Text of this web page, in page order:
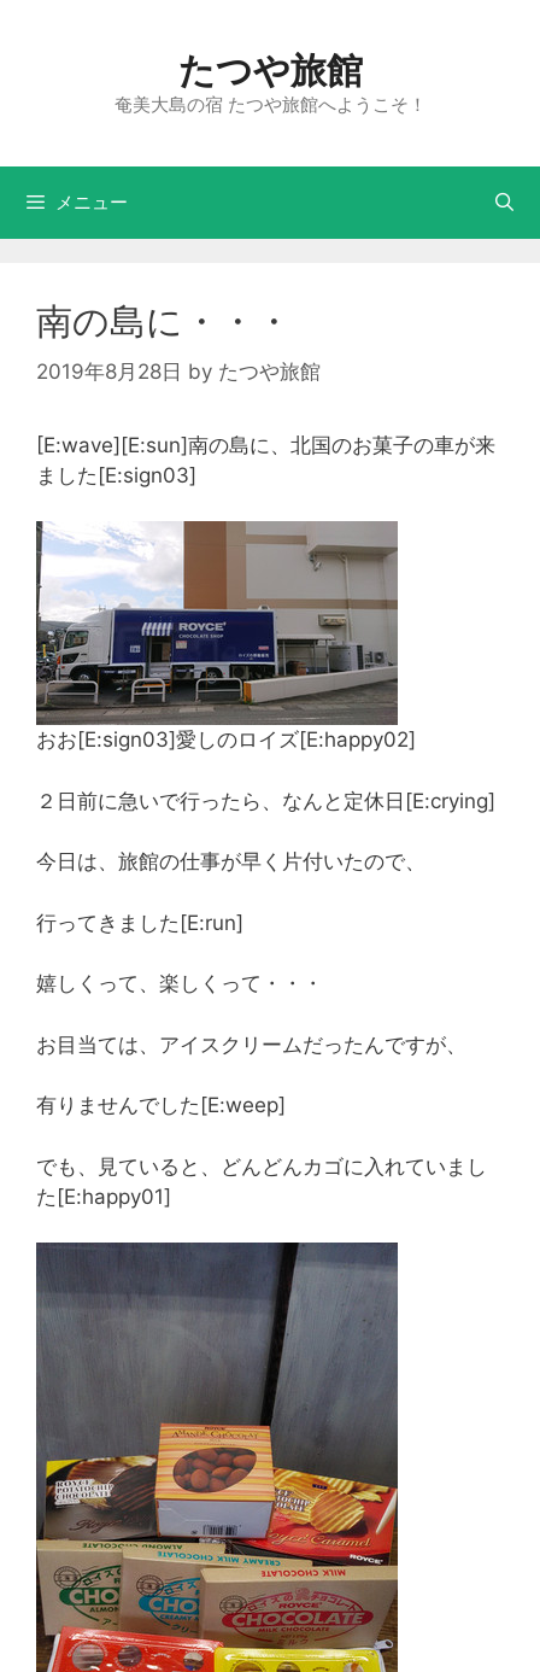
たつや旅館
奄美大島の宿 たつや旅館へようこそ！
メニュー
南の島に・・・
2019年8月28日 by たつや旅館
[E:wave][E:sun]南の島に、北国のお菓子の車が来
ました[E:sign03]
おお[E:sign03]愛しのロイズ[E:happy02]
２日前に急いで行ったら、なんと定休日[E:crying]
今日は、旅館の仕事が早く片付いたので、
行ってきました[E:run]
嬉しくって、楽しくって・・・
お目当ては、アイスクリームだったんですが、
有りませんでした[E:weep]
でも、見ていると、どんどんカゴに入れていまし
た[E:happy01]